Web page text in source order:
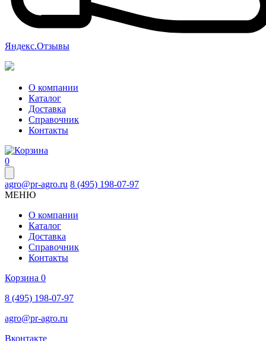
Яндекс.Отзывы
О компании
Каталог
Доставка
Справочник
Контакты
0
agro@pr-agro.ru 8 (495) 198-07-97
МЕНЮ
О компании
Каталог
Доставка
Справочник
Контакты
Корзина 0
8 (495) 198-07-97
agro@pr-agro.ru
Вконтакте